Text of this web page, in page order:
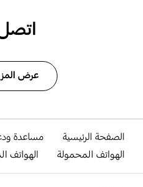
عرض
الصفحة الرئيسية
مساعدة
الهواتف المحمولة
الهواتف